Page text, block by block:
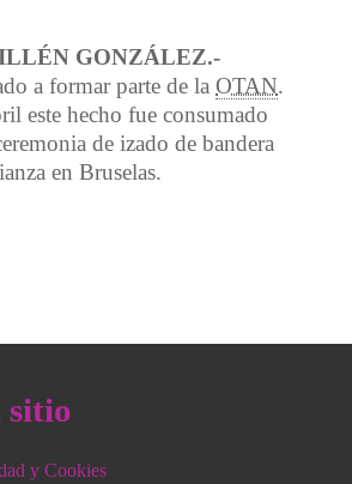
GONZÁLEZ.-
a formar parte de la OTAN.
este hecho fue consumado
de izado de bandera
en Bruselas.
sitio
y Cookies